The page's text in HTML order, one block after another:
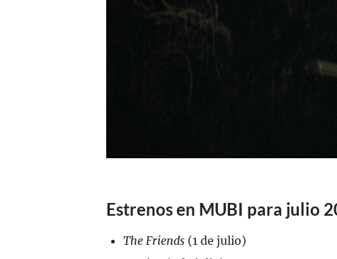
Estrenos en MUBI para julio
The Friends (1 de julio)